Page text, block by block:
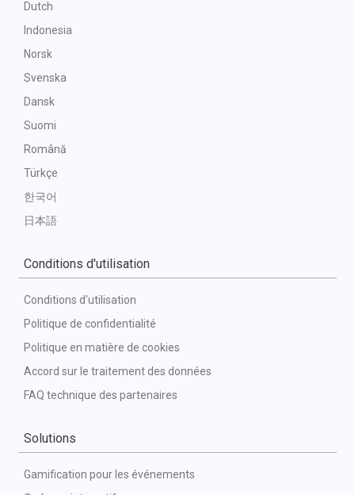
Dutch
Indonesia
Norsk
Svenska
Dansk
Suomi
Română
Türkçe
한국어
日本語
Conditions d'utilisation
Conditions d'utilisation
Politique de confidentialité
Politique en matière de cookies
Accord sur le traitement des données
FAQ technique des partenaires
Solutions
Gamification pour les événements